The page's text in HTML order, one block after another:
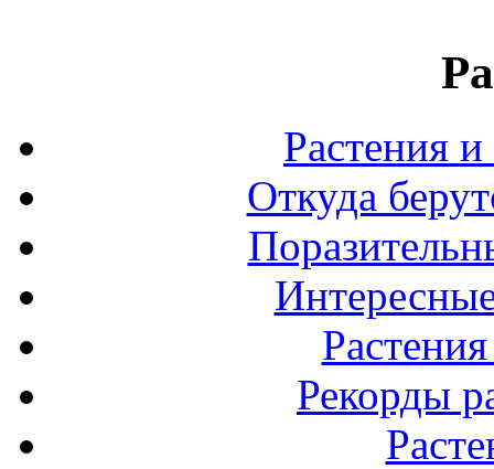
Растения
Откуда
Рекорды